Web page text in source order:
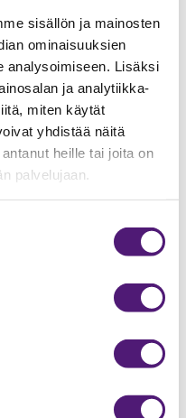
sisällön ja mainosten
ominaisuuksien
analysoimiseen. Lisäksi
ja analytiikka-
miten käytät
yhdistää näitä
heille tai joita on
palvelujaan.
hauskan
Sappeen huolletussa